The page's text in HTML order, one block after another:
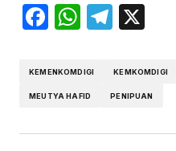
Facebook
KEMENKOMDIGI KEMKOMDIGI
MEUTYA HAFID PENIPUAN